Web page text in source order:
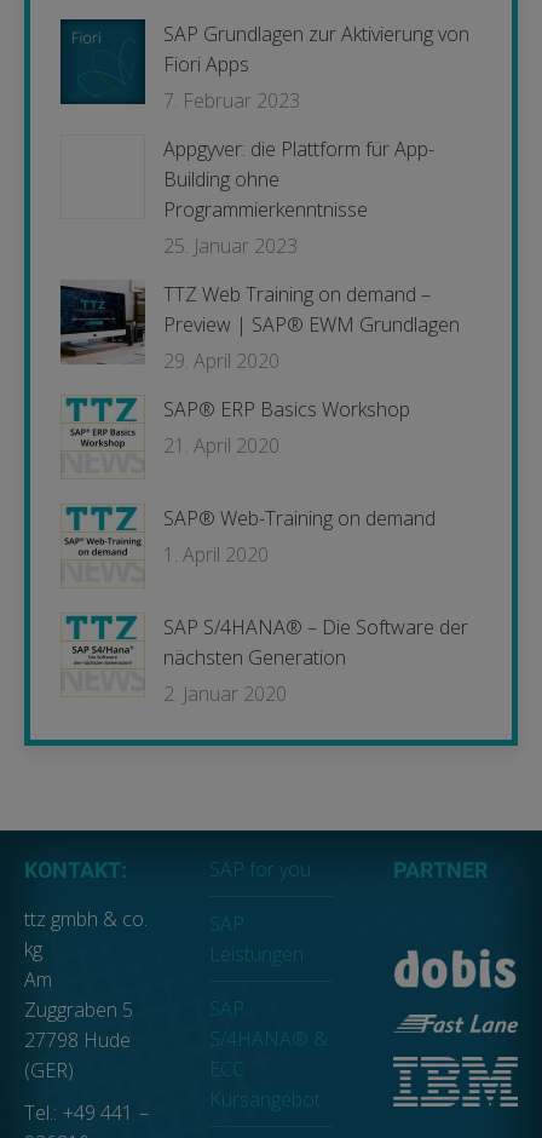
SAP Grundlagen zur Aktivierung von
Fiori Apps
7. Februar 2023
Appgyver: die Plattform für App-
Building ohne
Programmierkenntnisse
25. Januar 2023
TTZ Web Training on demand –
Preview | SAP® EWM Grundlagen
29. April 2020
SAP® ERP Basics Workshop
21. April 2020
SAP® Web-Training on demand
1. April 2020
SAP S/4HANA® – Die Software der
nächsten Generation
2. Januar 2020
KONTAKT:
ttz gmbh & co.
kg
Am
Zuggraben 5
27798 Hude
(GER)
Tel.: +49 441 –
SAP for you
SAP
Leistungen
SAP
S/4HANA® &
ECC
Kursangebot
PARTNER